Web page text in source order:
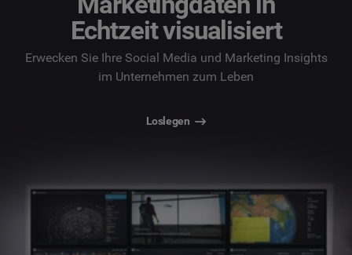
Echtzeit visualisiert
Erwecken Sie Ihre Social Media und Marketing Insights
im Unternehmen zum Leben
Loslegen